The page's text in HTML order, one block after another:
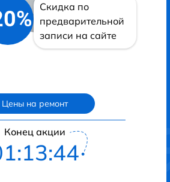
Скидка по
предварительной
записи на сайте
Цены на ремонт
Конец акции